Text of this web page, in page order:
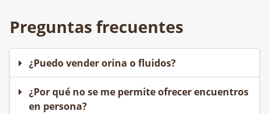
Preguntas frecuentes
¿Puedo vender orina o fluidos?
¿Por qué no se me permite ofrecer encuentros
en persona?